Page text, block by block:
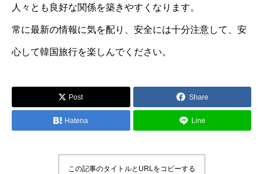
人々とも良好な関係を築きやすくなります。
常に最新の情報に気を配り、安全には十分注意して、安
心して韓国旅行を楽しんでください。
Post Share
Hatena Line
この記事のタイトルとURLをコピーする